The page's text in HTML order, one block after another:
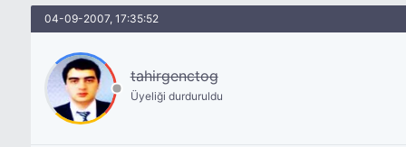
04-09-2007, 17:35:52
tahirgenctog
Üyeliği durduruldu